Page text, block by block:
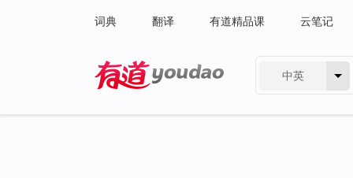
词典 翻译 有道精品课 云笔记
中英